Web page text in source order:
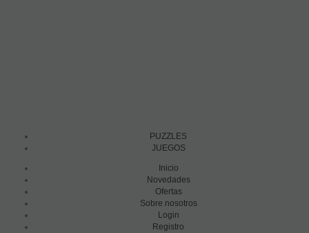
PUZZLES
JUEGOS
Inicio
Novedades
Ofertas
Sobre nosotros
Login
Registro